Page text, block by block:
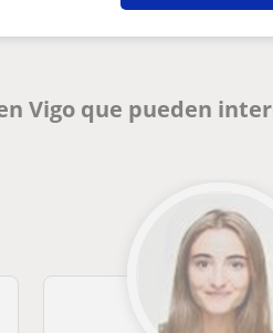
Vigo que pueden